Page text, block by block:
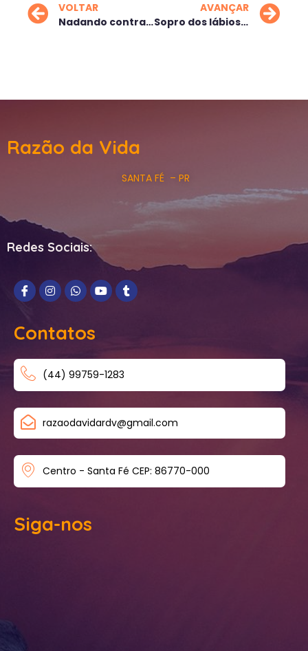
VOLTAR
Nadando contra a correnteza
AVANÇAR
Sopro dos lábios celestes
Razão da Vida
SANTA FÉ – PR
Redes Sociais:
Contatos
(44) 99759-1283
razaodavidardv@gmail.com
Centro - Santa Fé CEP: 86770-000
Siga-nos